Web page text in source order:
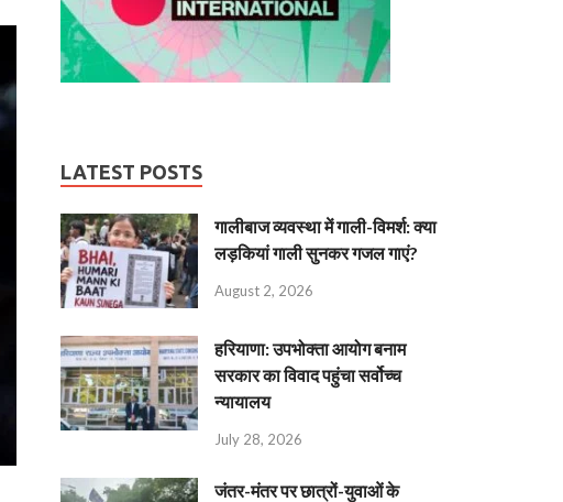
LATEST POSTS
गालीबाज व्‍यवस्‍था में गाली-विमर्श: क्या
लड़कियां गाली सुनकर गजल गाएं?
August 2, 2026
हरियाणा: उपभोक्ता आयोग बनाम
सरकार का विवाद पहुंचा सर्वोच्च
न्यायालय
July 28, 2026
जंतर-मंतर पर छात्रों-युवाओं के